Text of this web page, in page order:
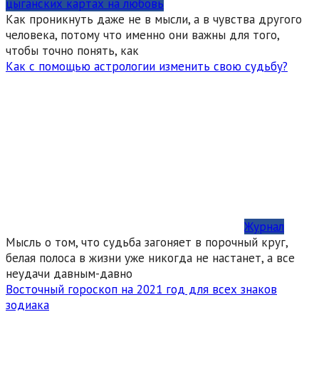
цыганских картах на любовь
Как проникнуть даже не в мысли, а в чувства другого
человека, потому что именно они важны для того,
чтобы точно понять, как
Как с помощью астрологии изменить свою судьбу?
Журнал
Мысль о том, что судьба загоняет в порочный круг,
белая полоса в жизни уже никогда не настанет, а все
неудачи давным-давно
Восточный гороскоп на 2021 год для всех знаков
зодиака